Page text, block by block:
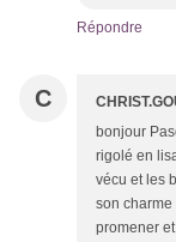
Répondre
C
bonjour
rigolé en
vécu et les
son charme
promener